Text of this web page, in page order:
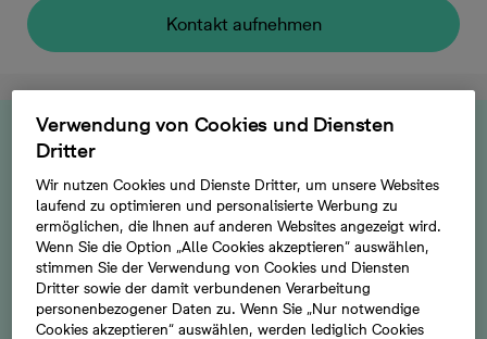
Kontakt aufnehmen
Die Ferienwohnungen im
Haus 1 sind bezugsfertig
Sie können die Ferienwohnung kaufen und kurzfristig
vermieten. Vereinbaren Sie noch heute einen
Besichtigungstermin, um Ihre zukünftige Investition zu
entdecken!
Verwendung von Cookies und Diensten
Dritter
Wir nutzen Cookies und Dienste Dritter, um unsere Websites
laufend zu optimieren und personalisierte Werbung zu
ermöglichen, die Ihnen auf anderen Websites angezeigt wird.
Wenn Sie die Option „Alle Cookies akzeptieren“ auswählen,
stimmen Sie der Verwendung von Cookies und Diensten
Dritter sowie der damit verbundenen Verarbeitung
personenbezogener Daten zu. Wenn Sie „Nur notwendige
Cookies akzeptieren“ auswählen, werden lediglich Cookies